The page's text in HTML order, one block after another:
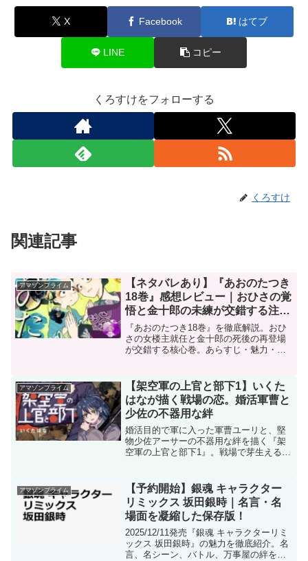
X Facebook はてブ
LINE コピー
くろすけをフォローする
くろすけ
関連記事
アマゾンプライム
【ネタバレあり】『あおのたつき
18巻』感想レビュー｜おひさの覚
悟と金十郎の未練が交錯する注目
巻を徹底分析
『あおのたつき18巻』を徹底解説。おひ
さの女楼主就任と金十郎の死後の再登場
が交錯する核心巻。あらすじ・魅力・見
アマゾンプライム
【架空軍の上官と部下1】いくた
はなが描く戦場の恋。婚活軍曹と
少佐の不器用な絆
婚活目的で軍に入った軍曹ユーリと、堅
物少佐アーサーの不器用な絆を描く『架
空軍の上官と部下1』。戦場で芽生える静
アマゾンプライム
【予約開始】銀魂 キャラクター
リミックス 坂田銀時｜名言・名
場面を凝縮した保存版！
2025/12/11発売『銀魂 キャラクターリミ
ックス 坂田銀時』の魅力を徹底紹介。名
言、名シーン、バトル、万事屋の絆を凝